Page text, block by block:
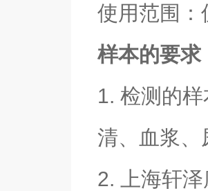
使用范围：
样本的要求
1. 检测的
清、血浆
2. 上海轩